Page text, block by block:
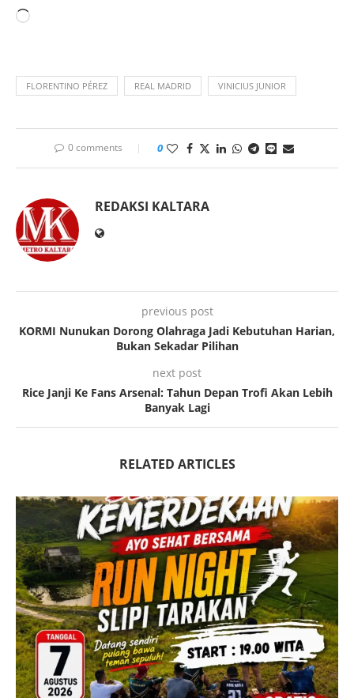
FLORENTINO PÉREZ REAL MADRID VINICIUS JUNIOR
0 comments 0
REDAKSI KALTARA
previous post
KORMI Nunukan Dorong Olahraga Jadi Kebutuhan Harian,
Bukan Sekadar Pilihan
next post
Rice Janji Ke Fans Arsenal: Tahun Depan Trofi Akan Lebih
Banyak Lagi
RELATED ARTICLES